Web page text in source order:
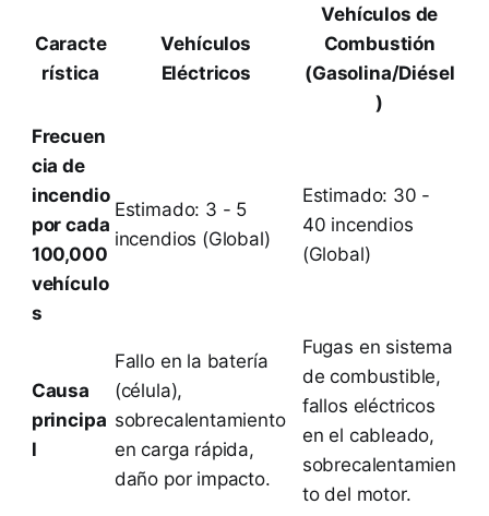
Caracte
rística
Vehículos
Eléctricos
Vehículos de
Combustión
(Gasolina/Diésel
)
Frecuen
cia de
incendio
por cada
100,000
vehículo
s
Estimado: 3 - 5
incendios (Global)
Estimado: 30 -
40 incendios
(Global)
Causa
principa
l
Fallo en la batería
(célula),
sobrecalentamiento
en carga rápida,
daño por impacto.
Fugas en sistema
de combustible,
fallos eléctricos
en el cableado,
sobrecalentamien
to del motor.